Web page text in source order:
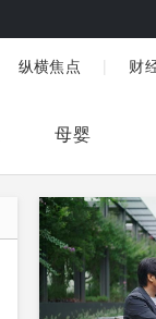
纵横焦点 财
母婴